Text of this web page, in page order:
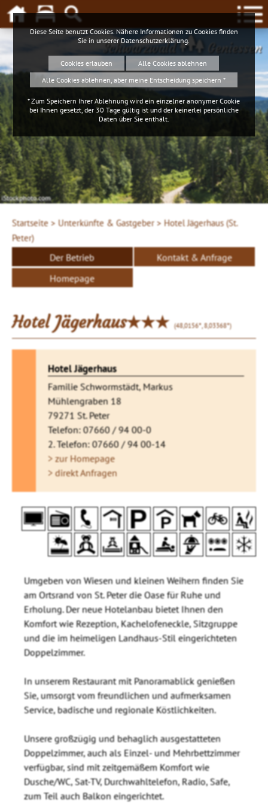
Schwarzwald Geniessen
iStockphoto.com
Startseite > Unterkünfte & Gastgeber > Hotel Jägerhaus (St.
Peter)
Der Betrieb
Kontakt & Anfrage
Homepage
Hotel Jägerhaus★★★(48,0156°, 8,03368°)
Hotel Jägerhaus
Familie Schwormstädt, Markus
Mühlengraben 18
79271 St. Peter
Telefon: 07660 / 94 00-0
2. Telefon: 07660 / 94 00-14
> zur Homepage
> direkt Anfragen
Umgeben von Wiesen und kleinen Weihern finden Sie
am Ortsrand von St. Peter die Oase für Ruhe und
Erholung. Der neue Hotelanbau bietet Ihnen den
Komfort wie Rezeption, Kachelofeneckle, Sitzgruppe
und die im heimeligen Landhaus-Stil eingerichteten
Doppelzimmer.
In unserem Restaurant mit Panoramablick genießen
Sie, umsorgt vom freundlichen und aufmerksamen
Service, badische und regionale Köstlichkeiten.
Unsere großzügig und behaglich ausgestatteten
Doppelzimmer, auch als Einzel- und Mehrbettzimmer
verfügbar, sind mit zeitgemäßem Komfort wie
Dusche/WC, Sat-TV, Durchwahltelefon, Radio, Safe,
zum Teil auch Balkon eingerichtet.
Diese Seite benutzt Cookies. Nähere Informationen zu Cookies finden
Sie in unsererDatenschutzerklärung
Cookies erlauben
Alle Cookies ablehnen
Alle Cookies ablehnen, aber meine Entscheidung speichern *
* Zum Speichern Ihrer Ablehnung wird ein einzelner anonymer Cookie
bei Ihnen gesetzt, der 30 Tage gültig ist und der keinerlei persönliche
Daten über Sie enthält.